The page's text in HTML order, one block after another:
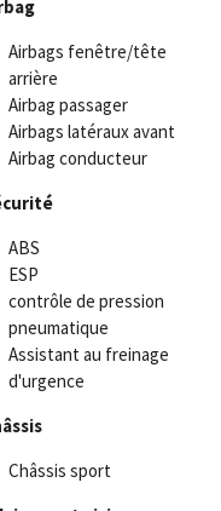
Airbags fenêtre/tête
arrière
Airbag passager
Airbags latéraux avant
Airbag conducteur
ABS
ESP
contrôle de pression
pneumatique
Assistant au freinage
d'urgence
Châssis sport